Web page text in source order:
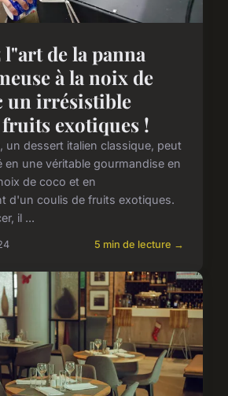
de la panna
à la noix de
un irrésistible
exotiques !
un dessert italien classique, peut
en une véritable gourmandise en
de coco et en
d'un coulis de fruits exotiques.
il ...
5 min de lecture →